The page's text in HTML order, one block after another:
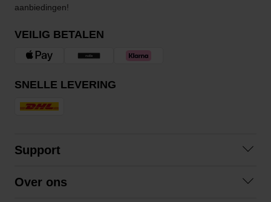
aanbiedingen!
VEILIG BETALEN
SNELLE LEVERING
Support
Over ons